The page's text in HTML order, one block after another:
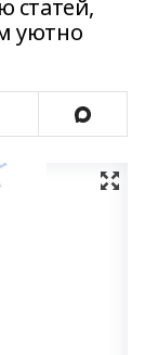
статей,
уютно